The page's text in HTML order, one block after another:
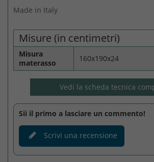
Made in Italy
Misure (in centimetri)
Misura
materasso
160x190x24
Vedi la scheda tecnica
Sii il primo a lasciare un commento!
Scrivi una recensione